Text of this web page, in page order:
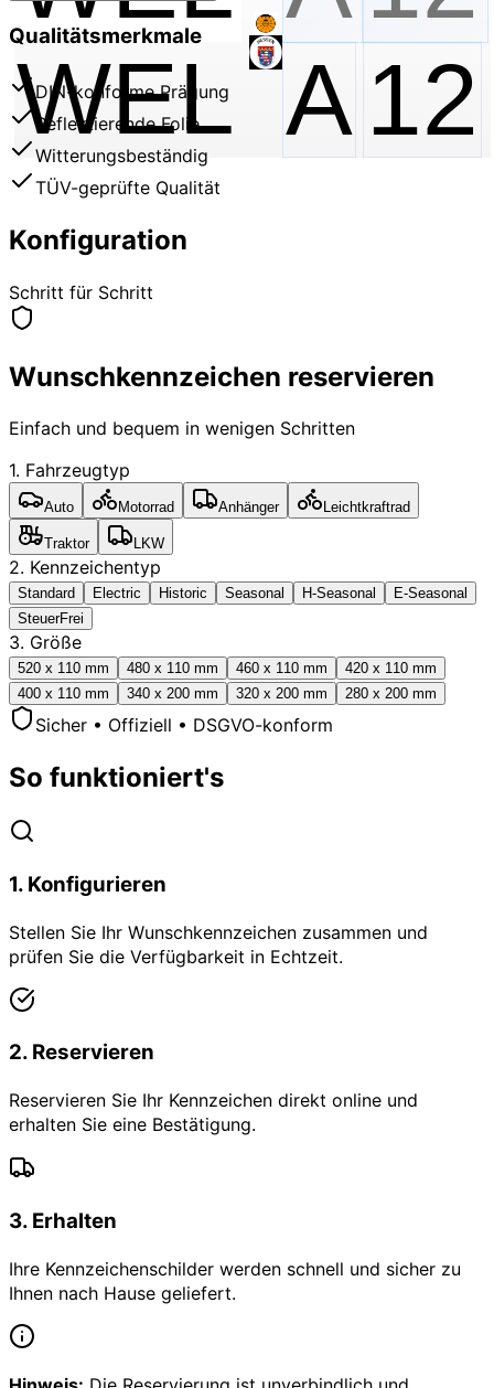
WEL A12
Qualitätsmerkmale
DIN-konforme Prägung
Reflektierende Folie
Witterungsbeständig
TÜV-geprüfte Qualität
Konfiguration
Schritt für Schritt
Wunschkennzeichen reservieren
Einfach und bequem in wenigen Schritten
1. Fahrzeugtyp
Auto Motorrad Anhänger Leichtkraftrad
Traktor LKW
2. Kennzeichentyp
Standard Electric Historic Seasonal H-Seasonal
E-Seasonal
SteuerFrei
3. Größe
520 x 110 mm 480 x 110 mm 460 x 110 mm
420 x 110 mm
400 x 110 mm
340 x 200 mm 320 x 200 mm 280 x 200 mm
Sicher • Offiziell • DSGVO-konform
So funktioniert's
1. Konfigurieren
Stellen Sie Ihr Wunschkennzeichen zusammen und
prüfen Sie die Verfügbarkeit in Echtzeit.
2. Reservieren
Reservieren Sie Ihr Kennzeichen direkt online und
erhalten Sie eine Bestätigung.
3. Erhalten
Ihre Kennzeichenschilder werden schnell und sicher zu
Ihnen nach Hause geliefert.